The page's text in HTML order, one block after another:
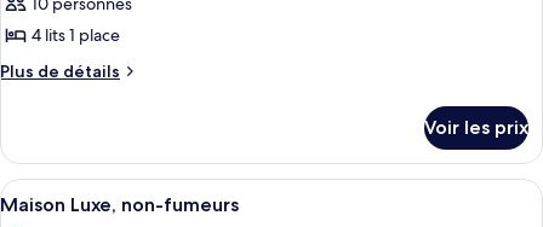
fumeurs
ce
type
de
Maison
Deluxe,
non-
4 lits 1 place
Plus de détails
Plus
le
type
de
Voir les prix
Afficher
toutes
Un espace extérieur abrité
11
Maison Luxe, non-fumeurs